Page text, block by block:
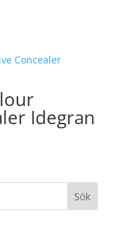
Idegran